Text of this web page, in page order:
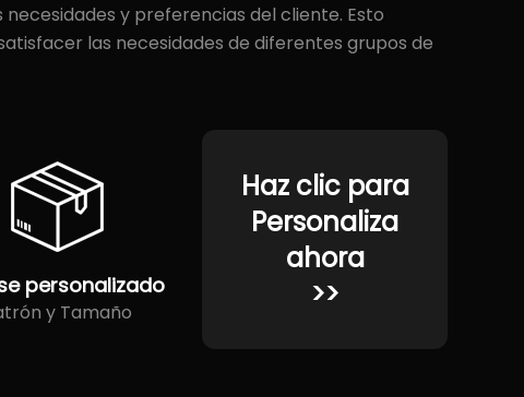
y preferencias del cliente. Esto
las necesidades de diferentes grupos de
personalizado
y Tamaño
Haz clic para
Personaliza
ahora
>>